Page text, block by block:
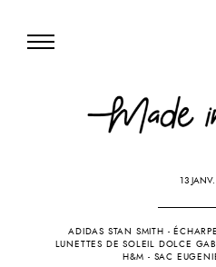
13
ADIDAS STAN SMITH -
LUNETTES DE SOLEIL DOLCE
H&M - SAC